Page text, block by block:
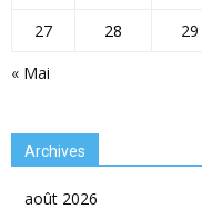
« Mai
27
28 29
Archives
août 2026